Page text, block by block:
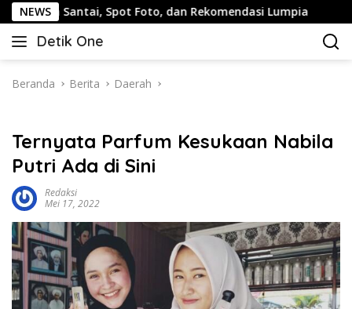
Langsung
ke
konten
NEWS
Spot Foto, dan Rekomendasi Lumpia Panduan
Detik One
Tajam
Fakta
Beranda Berita Daerah
Ternyata Parfum Kesukaan Nabila
Putri Ada di Sini
Redaksi
Mei 17, 2022